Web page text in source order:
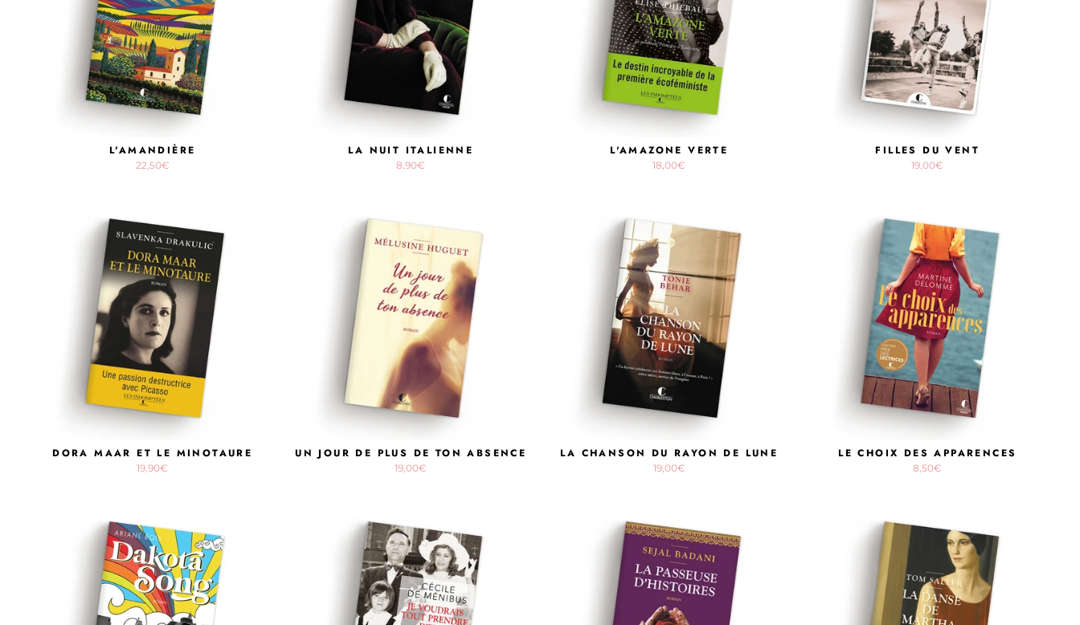
L'AMANDIÈRE
22,50€
LA NUIT ITALIENNE
8,90€
L'AMAZONE VERTE
18,00€
FILLES DU VENT
19,00€
DORA MAAR ET LE MINOTAURE
19,90€
UN JOUR DE PLUS DE TON ABSENCE
19,00€
LA CHANSON DU RAYON DE LUNE
19,00€
LE CHOIX DES APPARENCES
8,50€